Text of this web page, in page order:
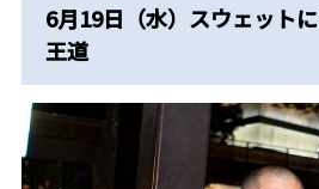
6月19日（水）スウェット
王道